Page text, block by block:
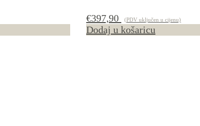
€397,90 (PDV uključen u cijenu)
Dodaj u košaricu